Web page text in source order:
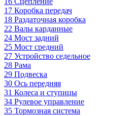
17 Коробка передач
18 Раздаточная коробка
22 Валы карданные
24 Мост задний
25 Мост средний
27 Устройство седельное
28 Рама
29 Подвеска
30 Ось передняя
31 Колеса и ступицы
34 Рулевое управление
35 Тормозная система